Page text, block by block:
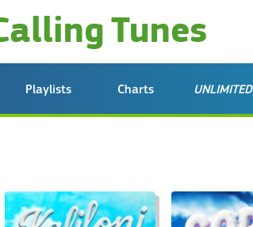
Playlists Charts UNLIMITED